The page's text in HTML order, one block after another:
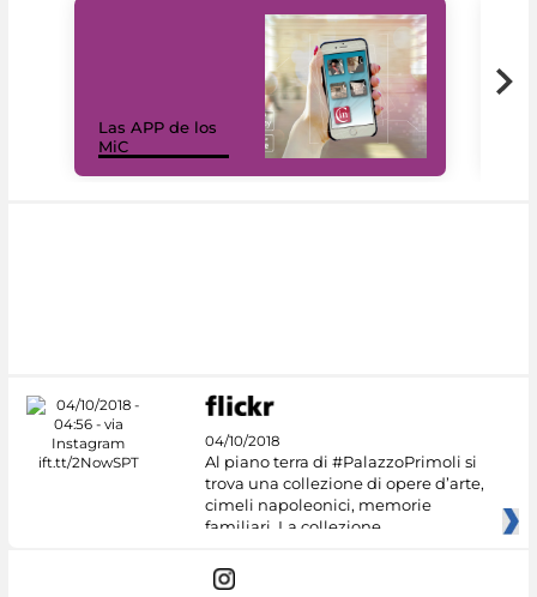
Las APP de los
MiC
04/10/2018
Al piano terra di #PalazzoPrimoli si
trova una collezione di opere d’arte,
cimeli napoleonici, memorie
familiari. La collezione